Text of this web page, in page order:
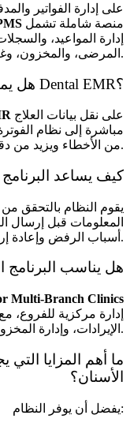
إدارة المواعيد،
المرضى، والمخزون، وغيرها من العمليات اليومية.
هل يمكن دمج برنامج الفوترة مع Dental EMR؟
مباشرة إلى نظام
من الأخطاء ويزيد من دقة المطالبات.
كيف يساعد
يقوم النظام بالتحقق
المعلومات قبل إرسال
أسباب الرفض وإعادة إرسال المطالبات بعد تصحيحها عند الحاجة.
هل يناسب البرنامج
Multi-Branch Clinics
إدارة مركزية للفروع،
الإيرادات، وإدارة المخزون، وتحليل الأداء من لوحة تحكم واحدة.
ما أهم المزايا
الأسنان؟
يفضل أن يوفر النظام: